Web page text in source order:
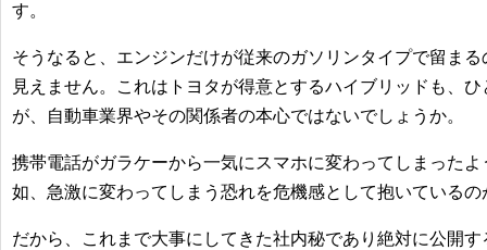
す。
そうなると、エンジンだけが従来のガソリンタイプで留ま
見えません。これはトヨタが得意とするハイブリッドも、
が、自動車業界やその関係者の本心ではないでしょうか。
携帯電話がガラケーから一気にスマホに変わってしまった
如、急激に変わってしまう恐れを危機感として抱いている
だから、これまで大事にしてきた社内秘であり絶対に公開